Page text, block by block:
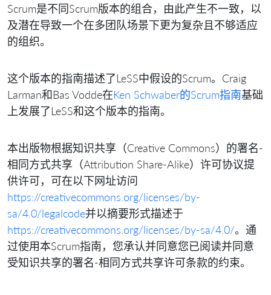
Scrum是不同Scrum版本的组合，由此产生不一致，以
及潜在导致一个在多团队场景下更为复杂且不够适应
的组织。
这个版本的指南描述了LeSS中假设的Scrum。Craig
Larman和Bas Vodde在Ken Schwaber的Scrum指南基础
上发展了LeSS和这个版本的指南。
本出版物根据知识共享（Creative Commons）的署名-
相同方式共享（Attribution Share-Alike）许可协议提
供许可，可在以下网址访问
https://creativecommons.org/licenses/by-
sa/4.0/legalcode并以摘要形式描述于
https://creativecommons.org/licenses/by-sa/4.0/。通
过使用本Scrum指南，您承认并同意您已阅读并同意
受知识共享的署名-相同方式共享许可条款的约束。